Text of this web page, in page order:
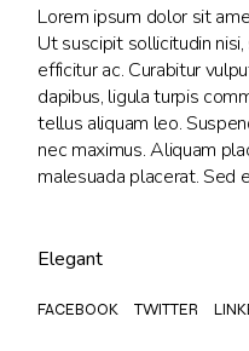
Lorem ipsum dolor sit
Ut suscipit sollicitudin
efficitur ac. Curabitur
dapibus, ligula turpis
tellus aliquam leo.
nec maximus. Aliquam
malesuada placerat. Sed
Elegant
FACEBOOK TWITTER